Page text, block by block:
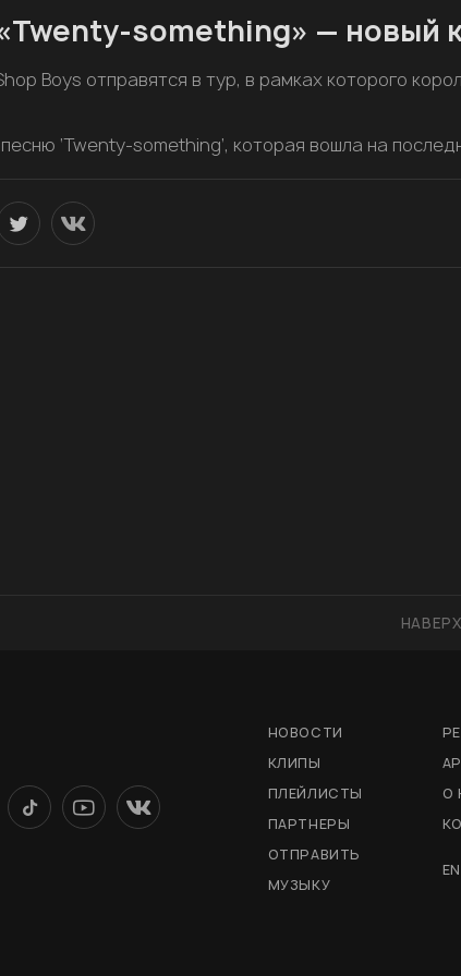
something» — новый
Boys отправятся в тур, в рамках которого
‘Twenty-something’, которая вошла на
НАВЕРХ
НОВОСТИ
КЛИПЫ
ПЛЕЙЛИСТЫ
О
ПАРТНЕРЫ
ОТПРАВИТЬ
МУЗЫКУ